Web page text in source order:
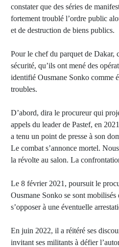
constater que des séries de
fortement troublé l’ordre public
et de destruction de biens publics.
Pour le chef du parquet de Dakar,
sécurité, qu’ils ont mené des
identifié Ousmane Sonko comme
troubles.
D’abord, dira le procureur qui
appels du leader de Pastef, en
a tenu un point de presse à son
Le combat s’annonce mortel.
la révolte au salon. La
Le 8 février 2021, poursuit le
Ousmane Sonko se sont
s’opposer à une éventuelle
En juin 2022, il a réitéré ses
invitant ses militants à défier